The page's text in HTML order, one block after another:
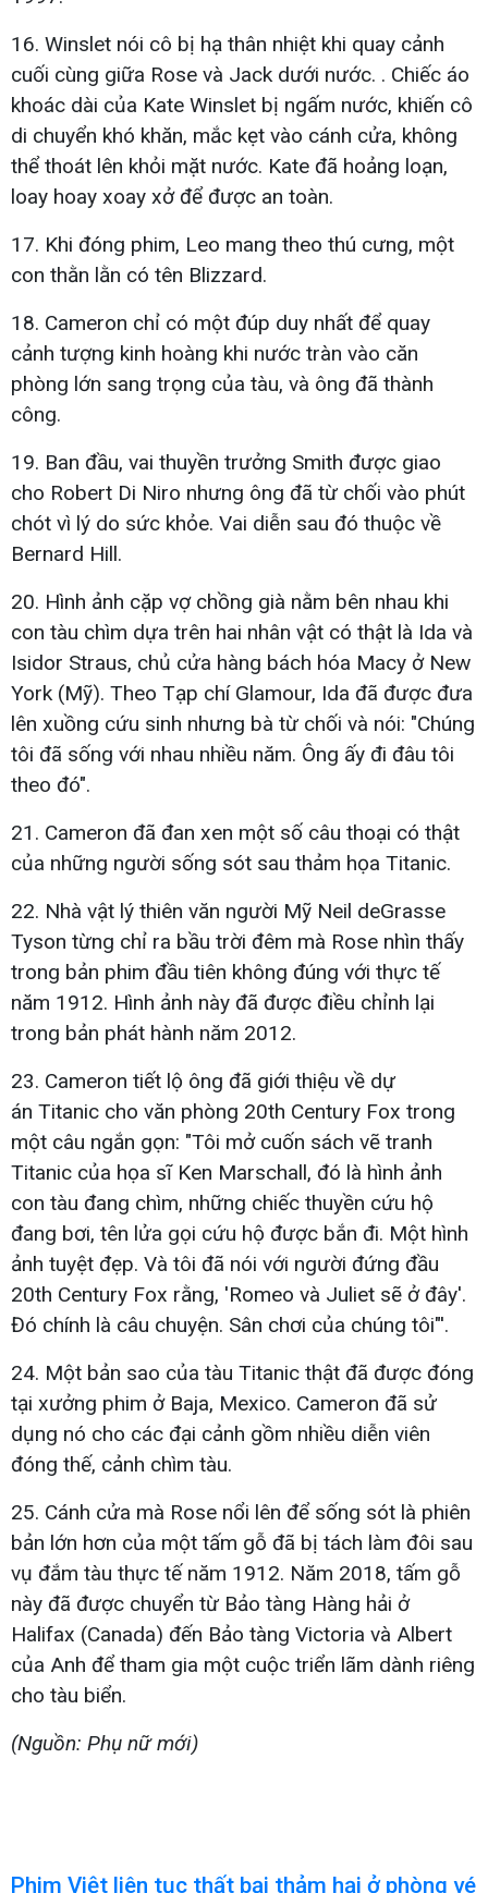
16. Winslet nói cô bị hạ thân nhiệt khi quay cảnh
cuối cùng giữa Rose và Jack dưới nước. . Chiếc áo
khoác dài của Kate Winslet bị ngấm nước, khiến cô
di chuyển khó khăn, mắc kẹt vào cánh cửa, không
thể thoát lên khỏi mặt nước. Kate đã hoảng loạn,
loay hoay xoay xở để được an toàn.
17. Khi đóng phim, Leo mang theo thú cưng, một
con thằn lằn có tên Blizzard.
18. Cameron chỉ có một đúp duy nhất để quay
cảnh tượng kinh hoàng khi nước tràn vào căn
phòng lớn sang trọng của tàu, và ông đã thành
công.
19. Ban đầu, vai thuyền trưởng Smith được giao
cho Robert Di Niro nhưng ông đã từ chối vào phút
chót vì lý do sức khỏe. Vai diễn sau đó thuộc về
Bernard Hill.
20. Hình ảnh cặp vợ chồng già nằm bên nhau khi
con tàu chìm dựa trên hai nhân vật có thật là Ida và
Isidor Straus, chủ cửa hàng bách hóa Macy ở New
York (Mỹ). Theo Tạp chí Glamour, Ida đã được đưa
lên xuồng cứu sinh nhưng bà từ chối và nói: "Chúng
tôi đã sống với nhau nhiều năm. Ông ấy đi đâu tôi
theo đó".
21. Cameron đã đan xen một số câu thoại có thật
của những người sống sót sau thảm họa Titanic.
22. Nhà vật lý thiên văn người Mỹ Neil deGrasse
Tyson từng chỉ ra bầu trời đêm mà Rose nhìn thấy
trong bản phim đầu tiên không đúng với thực tế
năm 1912. Hình ảnh này đã được điều chỉnh lại
trong bản phát hành năm 2012.
23. Cameron tiết lộ ông đã giới thiệu về dự
án Titanic cho văn phòng 20th Century Fox trong
một câu ngắn gọn: "Tôi mở cuốn sách vẽ tranh
Titanic của họa sĩ Ken Marschall, đó là hình ảnh
con tàu đang chìm, những chiếc thuyền cứu hộ
đang bơi, tên lửa gọi cứu hộ được bắn đi. Một hình
ảnh tuyệt đẹp. Và tôi đã nói với người đứng đầu
20th Century Fox rằng, 'Romeo và Juliet sẽ ở đây'.
Đó chính là câu chuyện. Sân chơi của chúng tôi"'.
24. Một bản sao của tàu Titanic thật đã được đóng
tại xưởng phim ở Baja, Mexico. Cameron đã sử
dụng nó cho các đại cảnh gồm nhiều diễn viên
đóng thế, cảnh chìm tàu.
25. Cánh cửa mà Rose nổi lên để sống sót là phiên
bản lớn hơn của một tấm gỗ đã bị tách làm đôi sau
vụ đắm tàu thực tế năm 1912. Năm 2018, tấm gỗ
này đã được chuyển từ Bảo tàng Hàng hải ở
Halifax (Canada) đến Bảo tàng Victoria và Albert
của Anh để tham gia một cuộc triển lãm dành riêng
cho tàu biển.
(Nguồn: Phụ nữ mới)
Phim Việt liên tục thất bại thảm hại ở phòng vé